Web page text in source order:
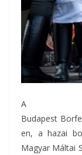
A
Budapest
en, a hazai
Magyar Máltai